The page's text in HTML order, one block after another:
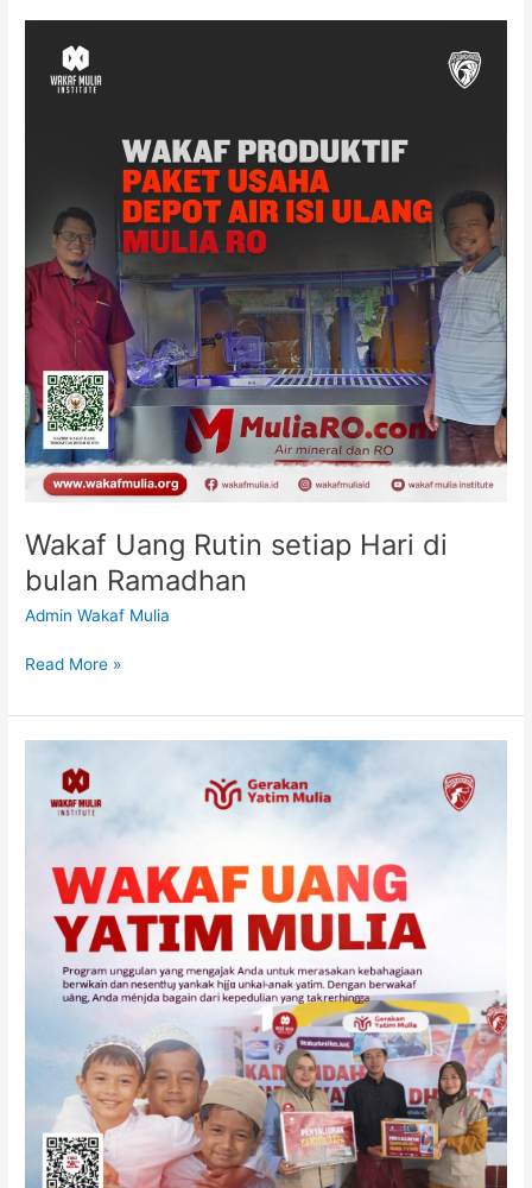
Wakaf Uang Rutin setiap Hari di
bulan Ramadhan
Admin Wakaf Mulia
Rutin
Ramadhan
Read More »
Uang
Yatim